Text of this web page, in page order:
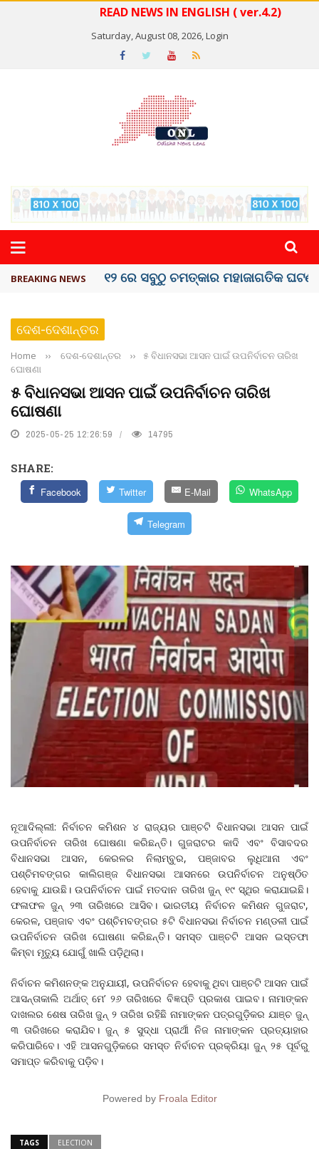
READ NEWS IN ENGLISH ( ver.4.2)
Saturday, August 08, 2026,Login
BREAKING NEWS କେରଳରେ ‘ରାଟ୍ ଫିଭର୍’ ଆତଙ୍କ, ୫୮ ମୃତ
ଦେଶ-ଦେଶାନ୍ତର
Home ›› ଦେଶ-ଦେଶାନ୍ତର ››
୫ ବିଧାନସଭା ଆସନ ପାଇଁ ଉପନିର୍ବାଚନ ତାରିଖ
ଘୋଷଣା
୫ ବିଧାନସଭା ଆସନ ପାଇଁ ଉପନିର୍ବାଚନ ତାରିଖ
ଘୋଷଣା
2025-05-25 12:26:59 14795
SHARE:
Facebook Twitter E-Mail WhatsApp
Telegram
ନୂଆଦିଲ୍ଲୀ: ନିର୍ବାଚନ କମିଶନ ୪ ରାଜ୍ୟର ପାଞ୍ଚଟି ବିଧାନସଭା ଆସନ ପାଇଁ
ଉପନିର୍ବାଚନ ତାରିଖ ଘୋଷଣା କରିଛନ୍ତି। ଗୁଜରାଟର କାଦି ଏବଂ ବିସାବଦର
ବିଧାନସଭା ଆସନ, କେରଳର ନିଲାମ୍ବୁର, ପଞ୍ଜାବର ଲୁଧିଆନା ଏବଂ
ପଶ୍ଚିମବଙ୍ଗର କାଲିଗଞ୍ଜ ବିଧାନସଭା ଆସନରେ ଉପନିର୍ବାଚନ ଅନୁଷ୍ଠିତ
ହେବାକୁ ଯାଉଛି। ଉପନିର୍ବାଚନ ପାଇଁ ମତଦାନ ତାରିଖ ଜୁନ୍ ୧୯ ସ୍ଥିର କରାଯାଇଛି।
ଫଳାଫଳ ଜୁନ୍ ୨୩ ତାରିଖରେ ଆସିବ। ଭାରତୀୟ ନିର୍ବାଚନ କମିଶନ ଗୁଜରାଟ,
କେରଳ, ପଞ୍ଜାବ ଏବଂ ପଶ୍ଚିମବଙ୍ଗର ୫ଟି ବିଧାନସଭା ନିର୍ବାଚନ ମଣ୍ଡଳୀ ପାଇଁ
ଉପନିର୍ବାଚନ ତାରିଖ ଘୋଷଣା କରିଛନ୍ତି। ସମସ୍ତ ପାଞ୍ଚଟି ଆସନ ଇସ୍ତଫା
କିମ୍ବା ମୃତ୍ୟୁ ଯୋଗୁଁ ଖାଲି ପଡ଼ିଥିଲା।
ନିର୍ବାଚନ କମିଶନଙ୍କ ଅନୁଯାୟୀ, ଉପନିର୍ବାଚନ ହେବାକୁ ଥିବା ପାଞ୍ଚଟି ଆସନ ପାଇଁ
ଆସନ୍ତାକାଲି ଅର୍ଥାତ୍ ମେ’ ୨୬ ତାରିଖରେ ବିଜ୍ଞପ୍ତି ପ୍ରକାଶ ପାଇବ। ନାମାଙ୍କନ
ଦାଖଲର ଶେଷ ତାରିଖ ଜୁନ୍ ୨ ତାରିଖ ରହିଛି ନାମାଙ୍କନ ପତ୍ରଗୁଡ଼ିକର ଯାଞ୍ଚ ଜୁନ୍
୩ ତାରିଖରେ କରାଯିବ। ଜୁନ୍ ୫ ସୁଦ୍ଧା ପ୍ରାର୍ଥୀ ନିଜ ନାମାଙ୍କନ ପ୍ରତ୍ୟାହାର
କରିପାରିବେ। ଏହି ଆସନଗୁଡ଼ିକରେ ସମସ୍ତ ନିର୍ବାଚନ ପ୍ରକ୍ରିୟା ଜୁନ୍ ୨୫ ପୂର୍ବରୁ
ସମାପ୍ତ କରିବାକୁ ପଡ଼ିବ।
Powered by Froala Editor
TAGS ELECTION